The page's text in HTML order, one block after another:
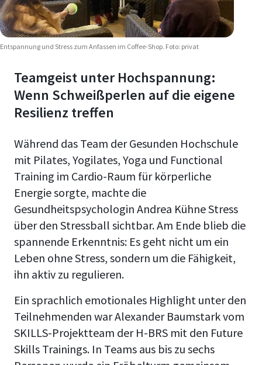
Entspannung und Stress zum Anfassen im Coffee-Shop. Foto: privat
Teamgeist unter Hochspannung:
Wenn Schweißperlen auf die eigene
Resilienz treffen
Während das Team der Gesunden Hochschule
mit Pilates, Yogilates, Yoga und Functional
Training im Cardio-Raum für körperliche
Energie sorgte, machte die
Gesundheitspsychologin Andrea Kühne Stress
über den Stressball sichtbar. Am Ende blieb die
spannende Erkenntnis: Es geht nicht um ein
Leben ohne Stress, sondern um die Fähigkeit,
ihn aktiv zu regulieren.
Ein sprachlich emotionales Highlight unter den
Teilnehmenden war Alexander Baumstark vom
SKILLS-Projektteam der H-BRS mit den Future
Skills Trainings. In Teams aus bis zu sechs